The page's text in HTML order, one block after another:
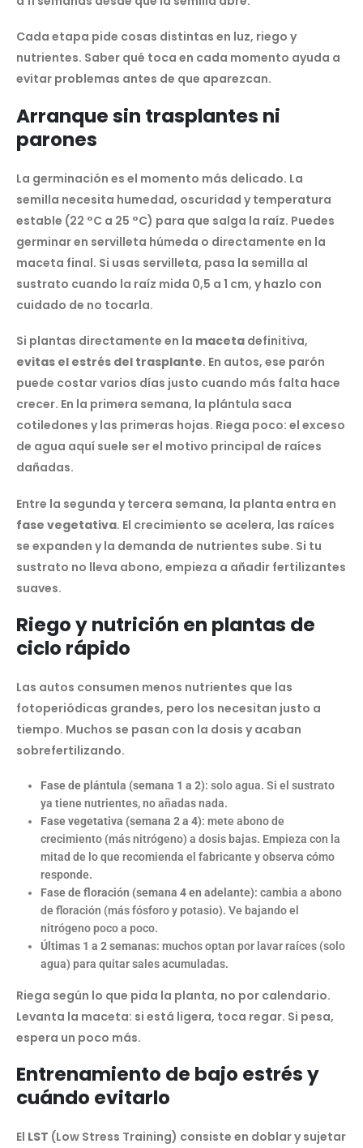
Cada etapa pide cosas distintas en luz, riego y
nutrientes. Saber qué toca en cada momento ayuda a
evitar problemas antes de que aparezcan.
Arranque sin trasplantes ni
parones
La germinación es el momento más delicado. La
semilla necesita humedad, oscuridad y temperatura
estable (22 °C a 25 °C) para que salga la raíz. Puedes
germinar en servilleta húmeda o directamente en la
maceta final. Si usas servilleta, pasa la semilla al
sustrato cuando la raíz mida 0,5 a 1 cm, y hazlo con
cuidado de no tocarla.
Si plantas directamente en la maceta definitiva,
evitas el estrés del trasplante. En autos, ese parón
puede costar varios días justo cuando más falta hace
crecer. En la primera semana, la plántula saca
cotiledones y las primeras hojas. Riega poco: el exceso
de agua aquí suele ser el motivo principal de raíces
dañadas.
Entre la segunda y tercera semana, la planta entra en
fase vegetativa. El crecimiento se acelera, las raíces
se expanden y la demanda de nutrientes sube. Si tu
sustrato no lleva abono, empieza a añadir fertilizantes
suaves.
Riego y nutrición en plantas de
ciclo rápido
Las autos consumen menos nutrientes que las
fotoperiódicas grandes, pero los necesitan justo a
tiempo. Muchos se pasan con la dosis y acaban
sobrefertilizando.
Fase de plántula (semana 1 a 2): solo agua. Si el sustrato
ya tiene nutrientes, no añadas nada.
Fase vegetativa (semana 2 a 4): mete abono de
crecimiento (más nitrógeno) a dosis bajas. Empieza con la
mitad de lo que recomienda el fabricante y observa cómo
responde.
Fase de floración (semana 4 en adelante): cambia a abono
de floración (más fósforo y potasio). Ve bajando el
nitrógeno poco a poco.
Últimas 1 a 2 semanas: muchos optan por lavar raíces (solo
agua) para quitar sales acumuladas.
Riega según lo que pida la planta, no por calendario.
Levanta la maceta: si está ligera, toca regar. Si pesa,
espera un poco más.
Entrenamiento de bajo estrés y
cuándo evitarlo
El LST (Low Stress Training) consiste en doblar y sujetar